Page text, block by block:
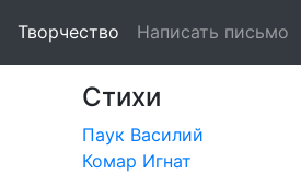
Творчество Написать письмо
Стихи
Паук Василий
Комар Игнат